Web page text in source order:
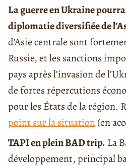
La guerre en Ukraine
diplomatie diversifiée de
d’Asie centrale sont
Russie, et les sanctions
pays après l’invasion de
de fortes répercutions
pour les États de la région.
point sur la situation(en
TAPI en plein BAD trip. La
développement, principal